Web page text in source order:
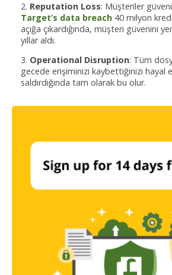
2. Reputation Loss: Müşteriler güveni
Target’s data breach 40 milyon
açığa çıkardığında, müşteri güvenini
yıllar aldı.
3. Operational Disruption: Tüm
gecede erişiminizi kaybettiğinizi hayal
saldırdığında tam olarak bu olur.